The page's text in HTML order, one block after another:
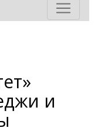
и